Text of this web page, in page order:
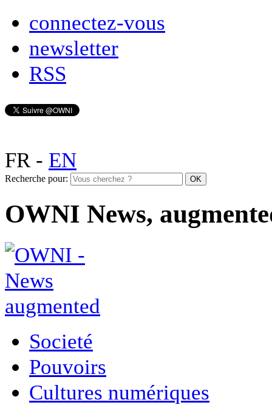
connectez-vous
newsletter
RSS
FR- EN
Recherche pour:
OWNI News,
Societé
Pouvoirs
Cultures numériques